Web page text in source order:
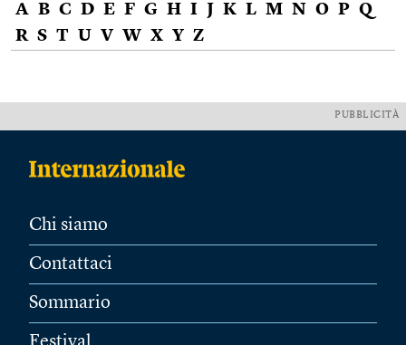
A B C D E F G H I J K L M N O P Q
R S T U V W X Y Z
PUBBLICITÀ
Chi siamo
Contattaci
Sommario